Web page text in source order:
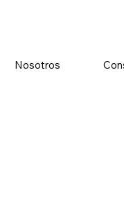
Nosotros